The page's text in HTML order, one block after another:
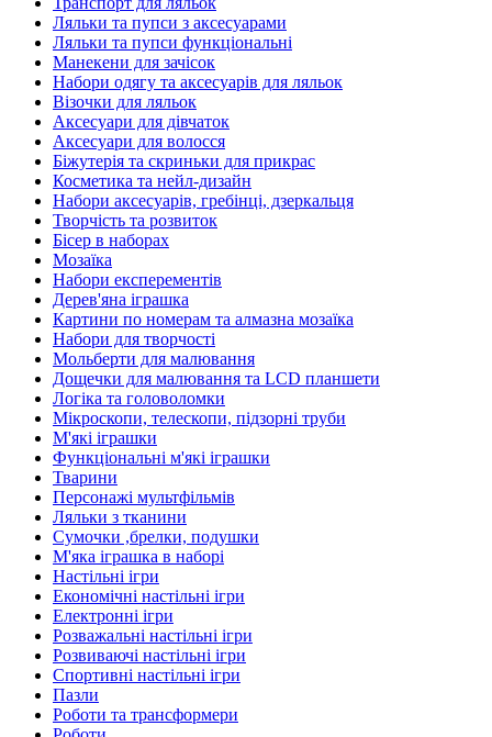
Ляльки та пупси з аксесуарами
Ляльки та пупси функціональні
Манекени для зачісок
Набори одягу та аксесуарів для ляльок
Візочки для ляльок
Аксесуари для дівчаток
Аксесуари для волосся
Біжутерія та скриньки для прикрас
Косметика та нейл-дизайн
Набори аксесуарів, гребінці, дзеркальця
Творчість та розвиток
Бісер в наборах
Мозаїка
Набори експерементів
Дерев'яна іграшка
Картини по номерам та алмазна мозаїка
Набори для творчості
Мольберти для малювання
Дощечки для малювання та LCD планшети
Логіка та головоломки
Мікроскопи, телескопи, підзорні труби
М'які іграшки
Функціональні м'які іграшки
Тварини
Персонажі мультфільмів
Ляльки з тканини
Сумочки ,брелки, подушки
М'яка іграшка в наборі
Настільні ігри
Економічні настільні ігри
Електронні ігри
Розважальні настільні ігри
Розвиваючі настільні ігри
Спортивні настільні ігри
Пазли
Роботи та трансформери